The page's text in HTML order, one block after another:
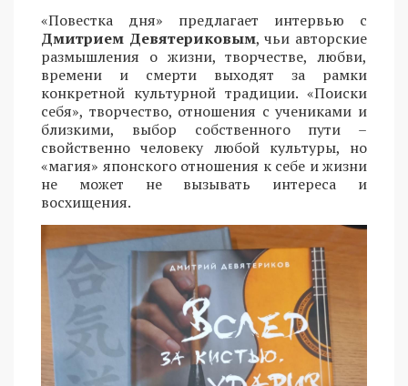
«Повестка дня» предлагает интервью с
Дмитрием Девятериковым, чьи авторские
размышления о жизни, творчестве, любви,
времени и смерти выходят за рамки
конкретной культурной традиции. «Поиски
себя», творчество, отношения с учениками и
близкими, выбор собственного пути –
свойственно человеку любой культуры, но
«магия» японского отношения к себе и жизни
не может не вызывать интереса и
восхищения.